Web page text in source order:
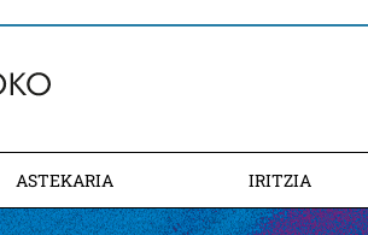
ASTEKARIA IRITZIA